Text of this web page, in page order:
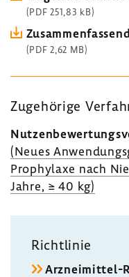
(PDF 251,83 kB)
(PDF 2,62 MB)
Zuge­hö­rige
(Neues
Prophy­laxe nach
Jahre, ≥ 40 kg)
Richt­linie
Arzneimittel-​